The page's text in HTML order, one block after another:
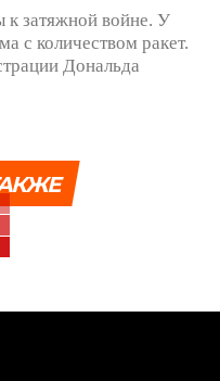
затяжной войне. У
с количеством ракет.
Дональда